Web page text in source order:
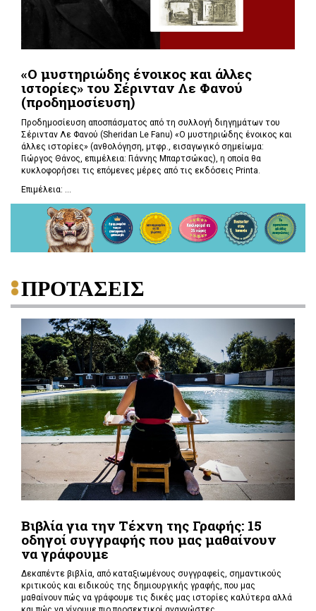
«Ο μυστηριώδης ένοικος και άλλες
ιστορίες» του Σέρινταν Λε Φανού
(προδημοσίευση)
Προδημοσίευση αποσπάσματος από τη συλλογή διηγημάτων του
Σέρινταν Λε Φανού (Sheridan Le Fanu) «Ο μυστηριώδης ένοικος και
άλλες ιστορίες» (ανθολόγηση, μτφρ., εισαγωγικό σημείωμα:
Γιώργος Θάνος, επιμέλεια: Γιάννης Μπαρτσώκας), η οποία θα
κυκλοφορήσει τις επόμενες μέρες από τις εκδόσεις Printa.
Επιμέλεια: ...
ΠΡΟΤΑΣΕΙΣ
Βιβλία για την Τέχνη της Γραφής: 15
οδηγοί συγγραφής που μας μαθαίνουν
να γράφουμε
Δεκαπέντε βιβλία, από καταξιωμένους συγγραφείς, σημαντικούς
κριτικούς και ειδικούς της δημιουργικής γραφής, που μας
μαθαίνουν πώς να γράφουμε τις δικές μας ιστορίες καλύτερα αλλά